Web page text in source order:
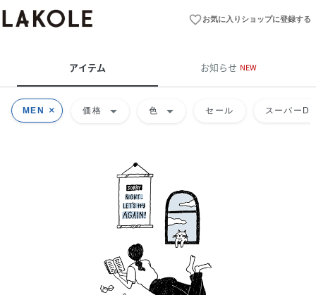
favorite_borderお気に入りショップに登録する
アイテム お知らせ NEW
MEN 価格 arrow_drop_down 色 arrow_drop_down セール スーパー